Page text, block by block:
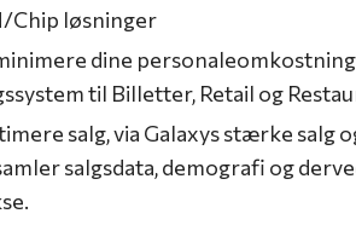
Chip løsninger
dine
til Billetter, Retail og
salg, via Galaxys stærke salg
salgsdata, demografi og